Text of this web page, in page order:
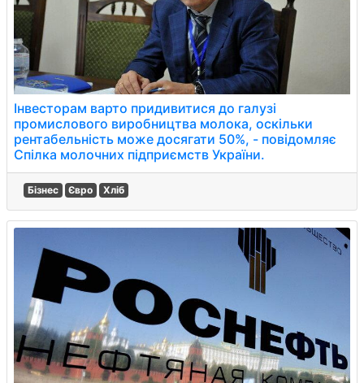
Інвесторам варто придивитися до галузі
промислового виробництва молока, оскільки
рентабельність може досягати 50%, - повідомляє
Спілка молочних підприємств України.
Бізнес Євро Хліб